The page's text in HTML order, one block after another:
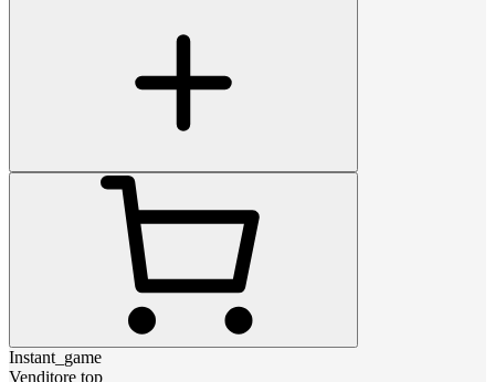
Instant_game
Venditore top